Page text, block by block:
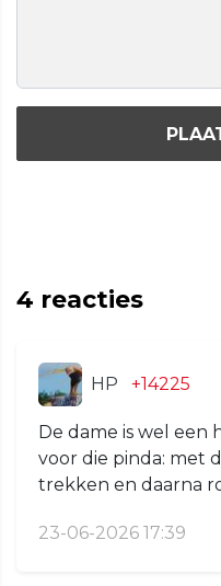
4 reacties
HP +14225
De dame is wel een
voor die pinda: met
trekken en daarna
23-06-2026 17:39